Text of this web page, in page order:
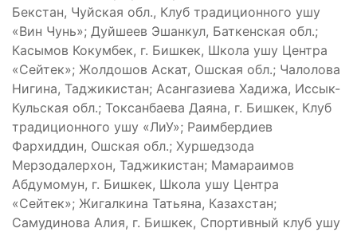
Бекстан, Чуйская обл., Клуб традиционного ушу
«Вин Чунь»; Дуйшеев Эшанкул, Баткенская обл.;
Касымов Кокумбек, г. Бишкек, Школа ушу Центра
«Сейтек»; Жолдошов Аскат, Ошская обл.; Чалолова
Нигина, Таджикистан; Асангазиева Хадижа, Иссык-
Кульская обл.; Токсанбаева Даяна, г. Бишкек, Клуб
традиционного ушу «ЛиУ»; Раимбердиев
Фархиддин, Ошская обл.; Хуршедзода
Мерзодалерхон, Таджикистан; Мамараимов
Абдумомун, г. Бишкек, Школа ушу Центра
«Сейтек»; Жигалкина Татьяна, Казахстан;
Самудинова Алия, г. Бишкек, Спортивный клуб ушу